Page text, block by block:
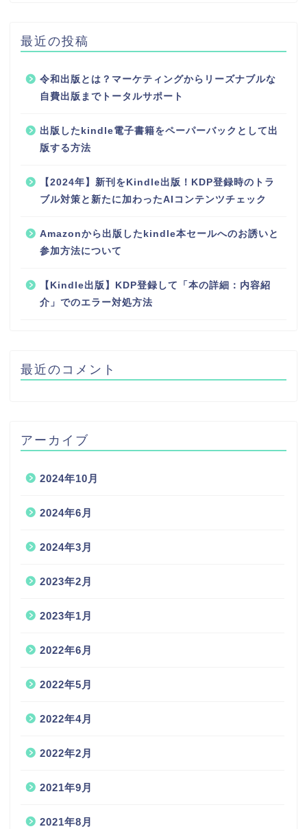
最近の投稿
令和出版とは？マーケティングからリーズナブルな
自費出版までトータルサポート
出版したkindle電子書籍をペーパーバックとして出
版する方法
【2024年】新刊をKindle出版！KDP登録時のトラ
ブル対策と新たに加わったAIコンテンツチェック
Amazonから出版したkindle本セールへのお誘いと
参加方法について
【Kindle出版】KDP登録して「本の詳細：内容紹
介」でのエラー対処方法
最近のコメント
アーカイブ
2024年10月
2024年6月
2024年3月
2023年2月
2023年1月
2022年6月
2022年5月
2022年4月
2022年2月
2021年9月
2021年8月